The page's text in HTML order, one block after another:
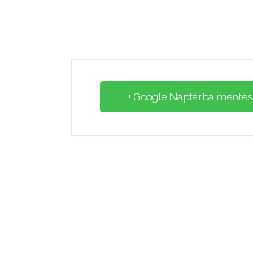
+ Google Naptárba mentés